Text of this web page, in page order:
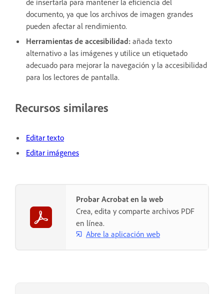
de insertarla para mantener la eficiencia del
documento, ya que los archivos de imagen grandes
pueden afectar al rendimiento.
Herramientas de accesibilidad: añada texto
alternativo a las imágenes y utilice un etiquetado
adecuado para mejorar la navegación y la accesibilidad
para los lectores de pantalla.
Recursos similares
Editar texto
Editar imágenes
Probar Acrobat en la web
Crea, edita y comparte archivos PDF
en línea.
Abre la aplicación web